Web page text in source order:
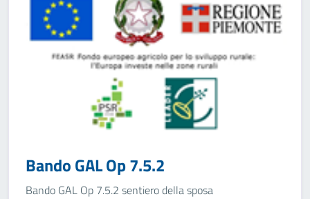
Bando GAL Op 7.5.2
Bando GAL Op 7.5.2 sentiero della sposa